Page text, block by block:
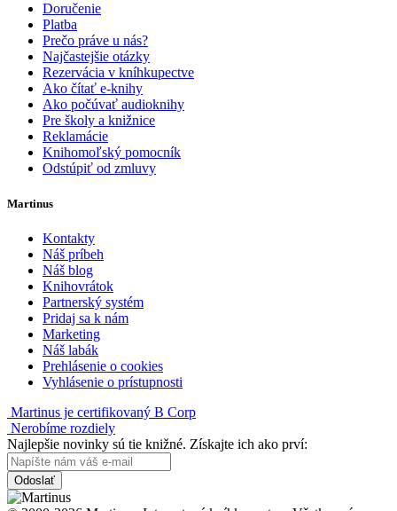
Doručenie
Platba
Prečo práve u nás?
Najčastejšie otázky
Rezervácia v kníhkupectve
Ako čítať e-knihy
Ako počúvať audioknihy
Pre školy a knižnice
Reklamácie
Knihomoľský pomocník
Odstúpiť od zmluvy
Martinus
Kontakty
Náš príbeh
Náš blog
Knihovrátok
Partnerský systém
Pridaj sa k nám
Marketing
Náš labák
Prehlásenie o cookies
Vyhlásenie o prístupnosti
Martinus je certifikovaný B Corp
Nerobíme rozdiely
Najlepšie novinky sú tie knižné. Získajte ich ako prví:
Odoslať